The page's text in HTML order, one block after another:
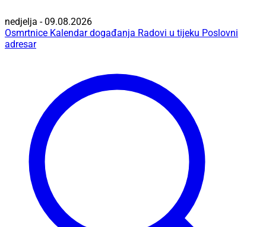
nedjelja - 09.08.2026
Osmrtnice Kalendar događanja Radovi u tijeku Poslovni
adresar